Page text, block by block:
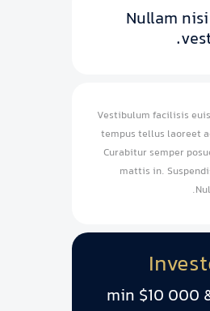
Nullam
Vestibulum facilisis
tempus tellus laoreet
Curabitur semper
mattis in.
min $10 000